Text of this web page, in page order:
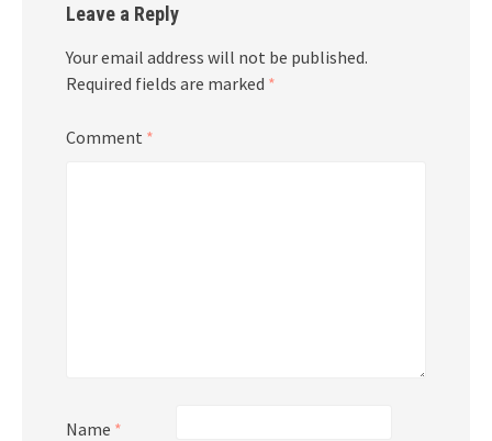
Leave a Reply
Your email address will not be published.
Required fields are marked *
Comment *
Name *